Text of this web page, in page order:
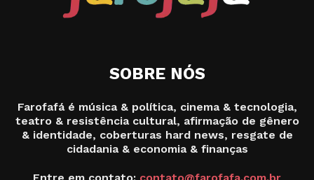
SOBRE NÓS
Farofafá é música & política, cinema & tecnologia,
teatro & resistência cultural, afirmação de gênero
& identidade, coberturas hard news, resgate de
cidadania & economia & finanças